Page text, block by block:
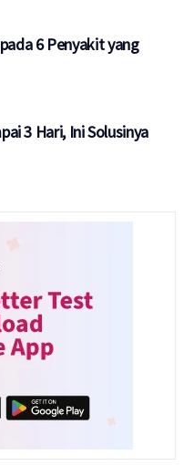
6 Penyakit yang
3 Hari, Ini Solusinya